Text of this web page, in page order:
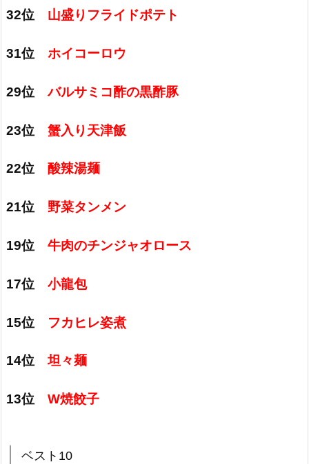
32位 山盛りフライドポテト
31位 ホイコーロウ
29位バルサミコ酢の黒酢豚
23位 蟹入り天津飯
22位 酸辣湯麺
21位 野菜タンメン
19位 牛肉のチンジャオロース
17位 小龍包
15位 フカヒレ姿煮
14位坦々麺
13位 W焼餃子
ベスト10